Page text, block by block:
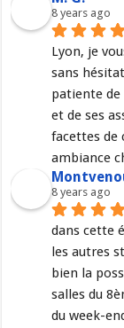
8 years ago
Lyon, je
sans
patiente de
et de ses
facettes de
ambiance
8 years ago
dans cette
les autres
bien la
salles du
du week-